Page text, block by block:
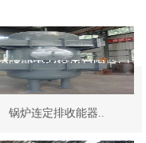
锅炉连定排收能器..